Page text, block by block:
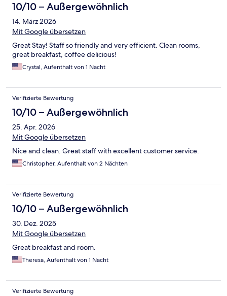
10/10 – Außergewöhnlich
14. März 2026
Mit Google übersetzen
Great Stay! Staff so friendly and very efficient. Clean rooms,
great breakfast, coffee delicious!
Crystal, Aufenthalt von 1 Nacht
Verifizierte Bewertung
10/10 – Außergewöhnlich
25. Apr. 2026
Mit Google übersetzen
Nice and clean. Great staff with excellent customer service.
Christopher, Aufenthalt von 2 Nächten
Verifizierte Bewertung
10/10 – Außergewöhnlich
30. Dez. 2025
Mit Google übersetzen
Great breakfast and room.
Theresa, Aufenthalt von 1 Nacht
Verifizierte Bewertung